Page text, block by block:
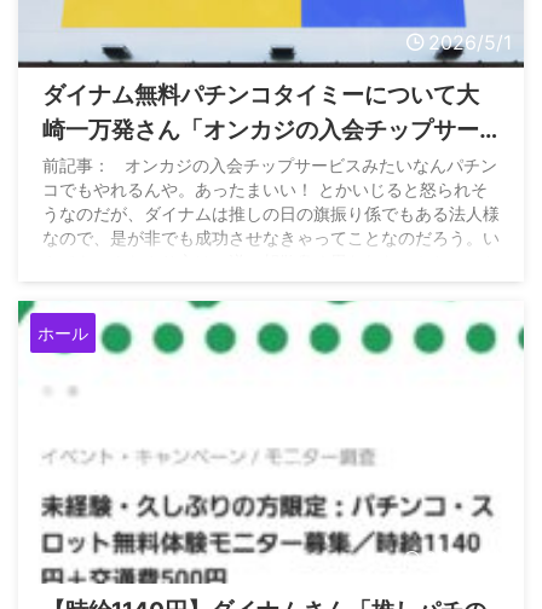
2026/5/1
ダイナム無料パチンコタイミーについて大
崎一万発さん「オンカジの入会チップサー
ビスみたいなんパチンコでもやれるんや。
あったまいい！ とかいじると怒られそう」
前記事： オンカジの入会チップサービスみたいなんパチン
コでもやれるんや。あったまいい！ とかいじると怒られそ
うなのだが、ダイナムは推しの日の旗振り係でもある法人様
なので、是が非でも成功させなきゃってことなのだろう。い
(@YouTube45647214) April 30, 2026
ホール
2026/5/3